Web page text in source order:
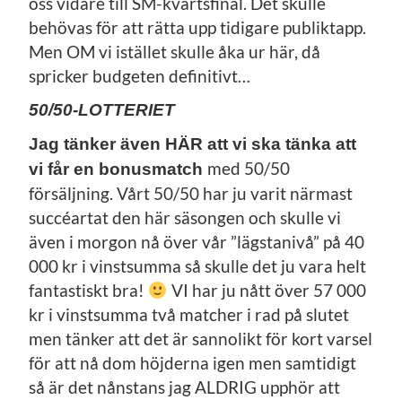
behövas för att rätta upp tidigare publiktapp.
Men OM vi istället skulle åka ur här, då
spricker budgeten definitivt…
50/50-LOTTERIET
Jag tänker även HÄR att vi ska tänka att
vi får en bonusmatch med 50/50
försäljning. Vårt 50/50 har ju varit närmast
succéartat den här säsongen och skulle vi
även i morgon nå över vår ”lägstanivå” på 40
000 kr i vinstsumma så skulle det ju vara helt
fantastiskt bra!
VI har ju nått över 57 000
kr i vinstsumma två matcher i rad på slutet
men tänker att det är sannolikt för kort varsel
för att nå dom höjderna igen men samtidigt
så är det nånstans jag ALDRIG upphör att